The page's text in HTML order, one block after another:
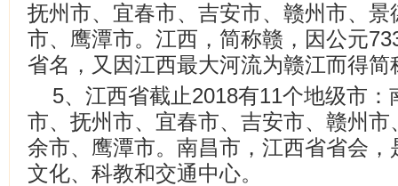
抚州市、宜春市、吉安市、赣州市、
市、鹰潭市。江西，简称赣，因公元
省名，又因江西最大河流为赣江而得简
5、江西省截止2018有11个地级市
市、抚州市、宜春市、吉安市、赣州
余市、鹰潭市。南昌市，江西省省会
文化、科教和交通中心。